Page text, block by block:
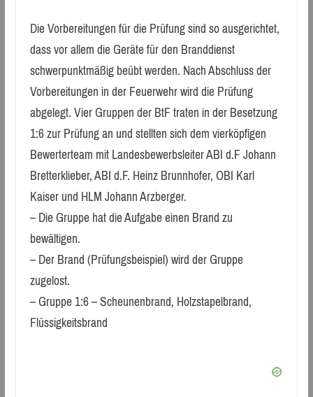
Die Vorbereitungen für die Prüfung sind so ausgerichtet,
dass vor allem die Geräte für den Branddienst
schwerpunktmäßig beübt werden. Nach Abschluss der
Vorbereitungen in der Feuerwehr wird die Prüfung
abgelegt. Vier Gruppen der BtF traten in der Besetzung
1:6 zur Prüfung an und stellten sich dem vierköpfigen
Bewerterteam mit Landesbewerbsleiter ABI d.F Johann
Bretterklieber, ABI d.F. Heinz Brunnhofer, OBI Karl
Kaiser und HLM Johann Arzberger.
– Die Gruppe hat die Aufgabe einen Brand zu
bewältigen.
– Der Brand (Prüfungsbeispiel) wird der Gruppe
zugelost.
– Gruppe 1:6 – Scheunenbrand, Holzstapelbrand,
Flüssigkeitsbrand